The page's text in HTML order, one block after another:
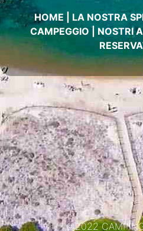
HOME LA NOSTRA
CAMPEGGIO | NOSTRI
©2022